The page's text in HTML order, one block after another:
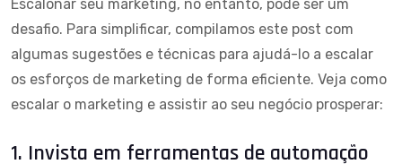
Escalonar seu marketing, no entanto, pode ser um
desafio. Para simplificar, compilamos este post com
algumas sugestões e técnicas para ajudá-lo a escalar
os esforços de marketing de forma eficiente. Veja como
escalar o marketing e assistir ao seu negócio prosperar:
1. Invista em ferramentas de automação